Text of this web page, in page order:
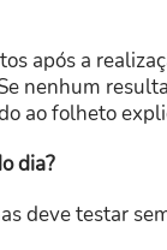
após a
nenhum
ao folheto
dia?
deve testar